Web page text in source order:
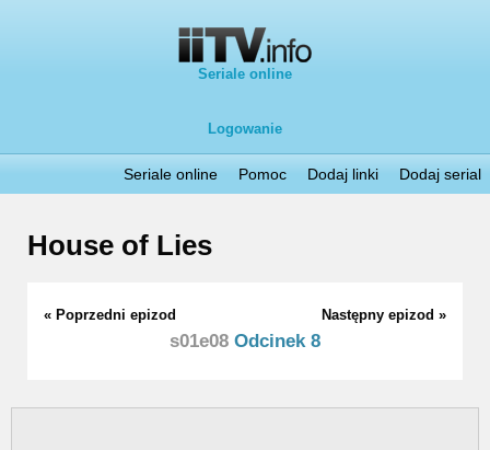
Seriale online
Logowanie
Seriale online Pomoc Dodaj linki Dodaj serial
House of Lies
« Poprzedni epizod Następny epizod »
s01e08 Odcinek 8